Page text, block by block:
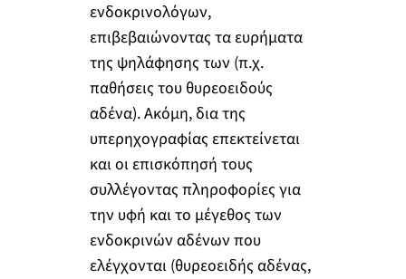
ενδοκρινολόγων,
επιβεβαιώνοντας τα ευρήματα
της ψηλάφησης των (π.χ.
παθήσεις του θυρεοειδούς
αδένα). Ακόμη, δια της
υπερηχογραφίας επεκτείνεται
και οι επισκόπησή τους
συλλέγοντας πληροφορίες για
την υφή και το μέγεθος των
ενδοκρινών αδένων που
ελέγχονται (θυρεοειδής αδένας,